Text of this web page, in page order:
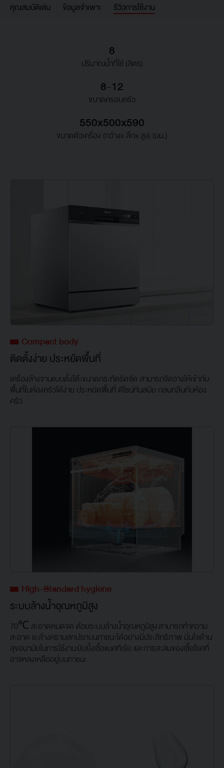
คุณสมบัติเด่น ข้อมูลจำเพาะ รีวิวการใช้งาน
8
ปริมาณน้ำที่ใช้ (ลิตร)
8-12
ขนาดครอบครัว
550x500x590
ขนาดตัวเครื่อง (กว้างx ลึกx สูง) (มม.)
Compact body
ติดตั้งง่าย ประหยัดพื้นที่
เครื่องล้างจานแบบตั้งโต๊ะขนาดกระทัดรัดจัด สามารถจัดวางให้เข้ากับ
พื้นที่ในห้องครัวได้ง่าย ประหยัดพื้นที่ ดีไซน์ทันสมัย กลมกลืนกับห้อง
ครัว
High-Standard hygiene
ระบบล้างน้ำอุณหภูมิสูง
70℃ สะอาดหมดจด ด้วยระบบล้างน้ำอุณหภูมิสูง สามารถทำความ
สะอาด ชะล้างคราบสกปรกบนภาชนะได้อย่างมีประสิทธิภาพ มั่นใจด้าน
สุขอนามัยในการใช้งาน ยับยั้งเชื้อแบคทีเรีย และการสะสมของเชื้อโรคที่
อาจหลงเหลืออยู่บนภาชนะ